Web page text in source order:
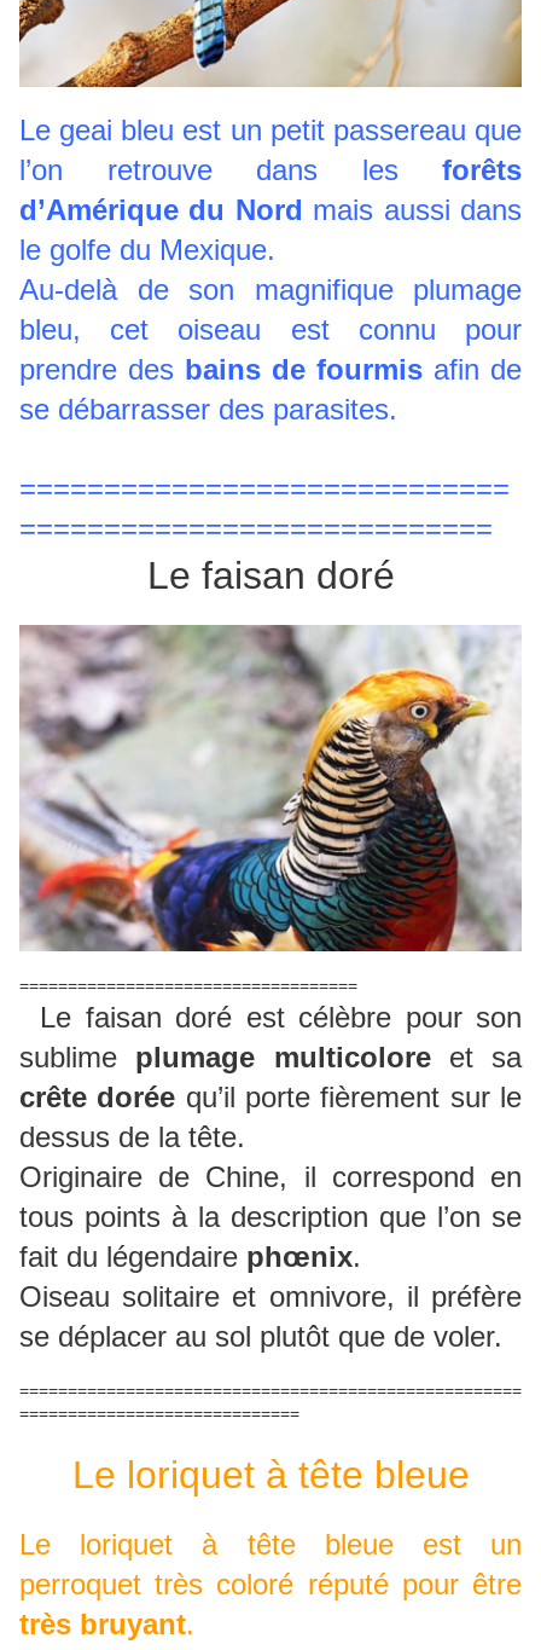
Le geai bleu est un petit passereau que
l’on retrouve dans les forêts
d’Amérique du Nord mais aussi dans
le golfe du Mexique.
Au-delà de son magnifique plumage
bleu, cet oiseau est connu pour
prendre des bains de fourmis afin de
se débarrasser des parasites.
=============================
============================
Le faisan doré
===================================
Le faisan doré est célèbre pour son
sublime plumage multicoloreet sa
crête dorée qu’il porte fièrement sur le
dessus de la tête.
Originaire de Chine, il correspond en
tous points à la description que l’on se
fait du légendaire phœnix.
Oiseau solitaire et omnivore, il préfère
se déplacer au sol plutôt que de voler.
====================================================
=============================
Le loriquet à tête bleue
Le loriquet à tête bleue est un
perroquet très coloré réputé pour être
très bruyant.